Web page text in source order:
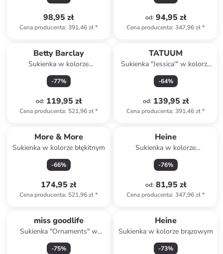
98,95 zł
Cena producenta: 391,46 zł*
od: 94,95 zł
Cena producenta: 347,96 zł*
Betty Barclay
Sukienka w kolorze
jasnozielono-niebieskim
-77%
od: 119,95 zł
Cena producenta: 521,96 zł*
TATUUM
Sukienka "Jessica'" w kolorze
zielonym
-64%
od: 139,95 zł
Cena producenta: 391,46 zł*
More & More
Sukienka w kolorze błękitnym
-66%
174,95 zł
Cena producenta: 521,96 zł*
Heine
Sukienka w kolorze
czerwonym
-76%
od: 81,95 zł
Cena producenta: 347,96 zł*
miss goodlife
Sukienka "Ornaments" w
kolorze oliwkowo-
ciemnobrązowym
-75%
Heine
Sukienka w kolorze brązowym
-73%